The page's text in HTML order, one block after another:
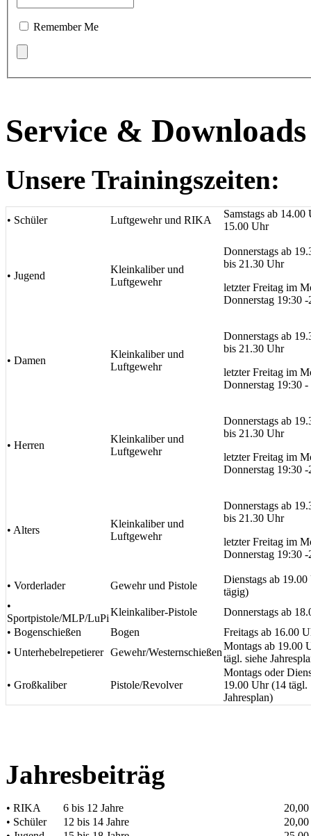
Remember Me
Service & Downloads
Unsere Trainingszeiten:
• Schüler Luftgewehr und RIKA
Samstags ab 14.00
15.00 Uhr
• Jugend
Kleinkaliber und
Luftgewehr
Donnerstags ab
bis 21.30 Uhr
letzter Freitag im
Donnerstag 19:30 -
• Damen
Kleinkaliber und
Luftgewehr
Donnerstags ab
bis 21.30 Uhr
letzter Freitag im
Donnerstag 19:30 -
• Herren
Kleinkaliber und
Luftgewehr
Donnerstags ab
bis 21.30 Uhr
letzter Freitag im
Donnerstag 19:30 -
• Alters
Kleinkaliber und
Luftgewehr
Donnerstags ab
bis 21.30 Uhr
letzter Freitag im
Donnerstag 19:30 -
• Vorderlader Gewehr und Pistole
Dienstags ab
tägig)
•
Sportpistole/MLP/LuPi
Kleinkaliber-Pistole
Donnerstags ab
• Bogenschießen
Bogen
Freitags ab 16.00
• Unterhebelrepetierer Gewehr/Westernschießen
Montags ab 19.00
tägl. siehe
• Großkaliber Pistole/Revolver
Montags oder
19.00 Uhr (14 tägl.
Jahresplan)
Jahresbeiträg
• RIKA 6 bis 12 Jahre
• Schüler
12 bis 14 Jahre